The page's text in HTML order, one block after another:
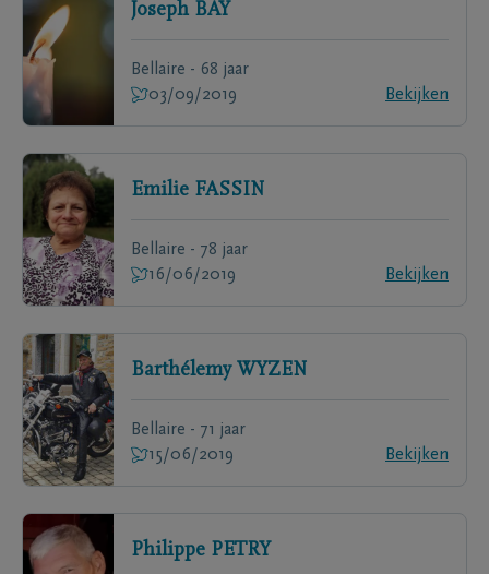
Joseph BAY
Bellaire - 68 jaar
03/09/2019
Bekijken
Emilie FASSIN
Bellaire - 78 jaar
16/06/2019
Bekijken
Barthélemy WYZEN
Bellaire - 71 jaar
15/06/2019
Bekijken
Philippe PETRY